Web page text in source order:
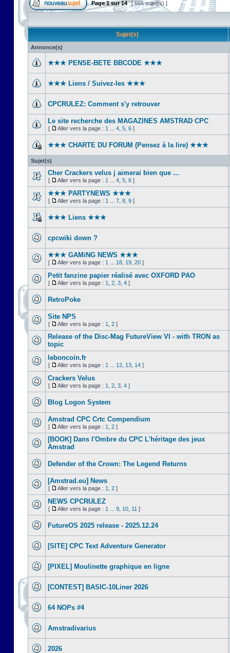
Page1sur14 [ 665 sujet(s) ]
Sujet(s)
Annonce(s)
★★★ PENSE-BETE BBCODE ★★★
★★★ Liens / Suivez-les ★★★
CPCRULEZ: Comment s'y retrouver‎
Le site recherche des MAGAZINES AMSTRAD CPC
[ Aller vers la page : 1 4 5 6 ]
★★★ CHARTE DU FORUM (Pensez à la lire) ★★★
Sujet(s)
Cher Crackers velus j aimerai bien que ...
[ Aller vers la page : 1 4 5 6 ]
★★★ PARTYNEWS ★★★
[ Aller vers la page : 1 7 8 9 ]
★★★ Liens ★★★
cpcwiki down ?
★★★ GAMiNG NEWS ★★★
[ Aller vers la page : 1 18 19 20 ]
Petit fanzine papier réalisé avec OXFORD PAO
[ Aller vers la page : 1 2 3 4 ]
RetroPoke
Site NPS
[ Aller vers la page : 1 2 ]
Release of the Disc-Mag FutureView VI - with TRON as
topic
leboncoin.fr
[ Aller vers la page : 1 12 13 14 ]
Crackers Velus
[ Aller vers la page : 1 2 3 4 ]
Blog Logon System
Amstrad CPC Crtc Compendium
[ Aller vers la page : 1 2 ]
[BOOK] Dans l'Ombre du CPC L'héritage des jeux
Amstrad
Defender of the Crown: The Legend Returns
[Amstrad.eu] News
[ Aller vers la page : 1 2 ]
NEWS CPCRULEZ
[ Aller vers la page : 1 9 10 11 ]
FutureOS 2025 release - 2025.12.24
[SITE] CPC Text Adventure Generator
[PIXEL] Moulinette graphique en ligne
[CONTEST] BASIC-10Liner 2026
64 NOPs #4
Amstradivarius
2026